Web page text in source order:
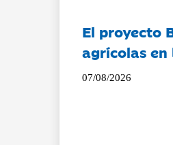
El proyecto
agrícolas
07/08/2026